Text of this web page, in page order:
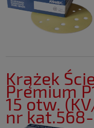
Krążek
Premium
15 otw.
nr